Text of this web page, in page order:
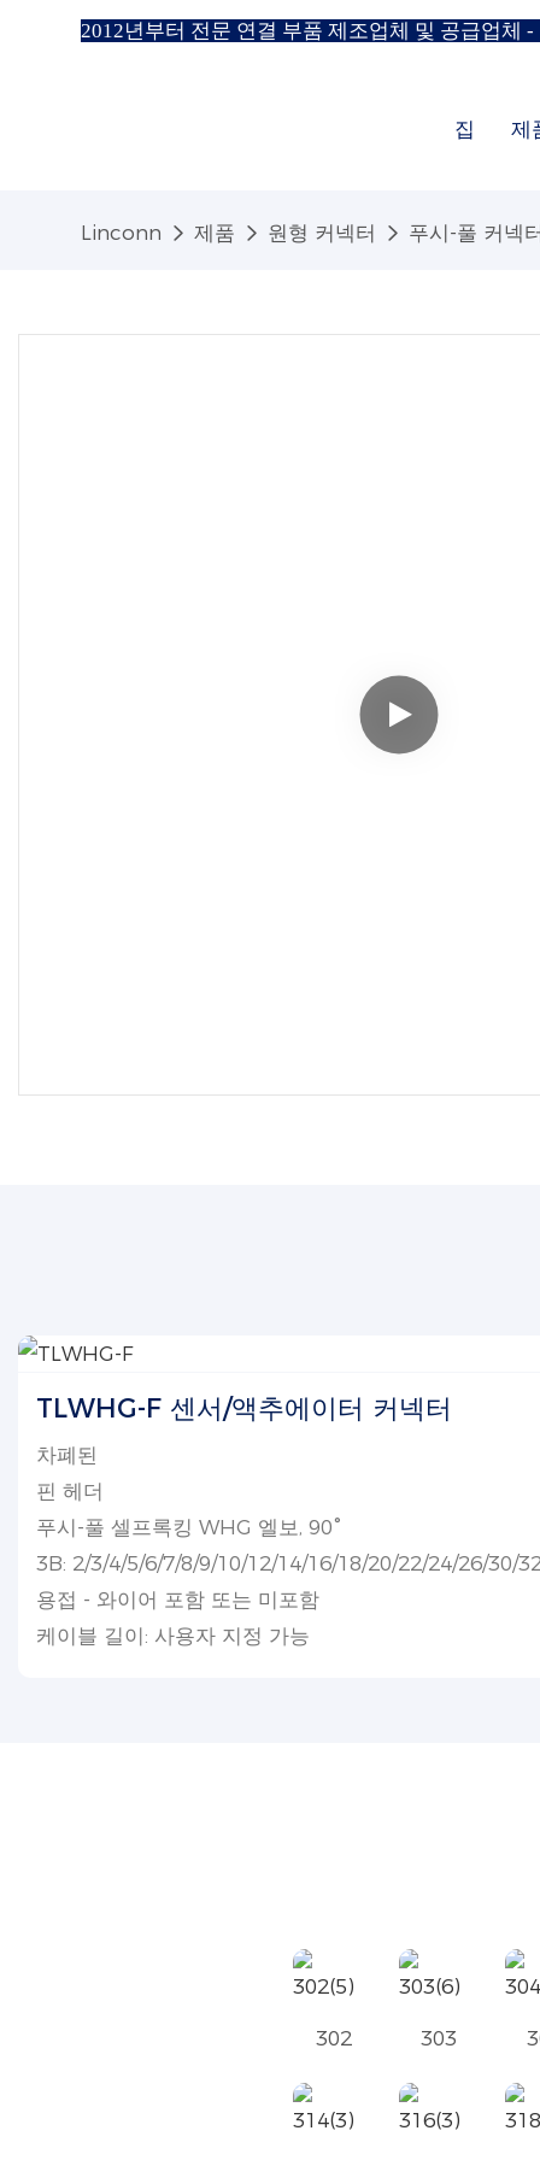
2012년부터 전문 연결 부품 제조업체 및 공급업체 -
집 제
Linconn 제품 원형 커넥터 푸시-풀 커넥
TLWHG-F 센서/액추에이터 커넥터
차폐된
핀 헤더
푸시-풀 셀프록킹 WHG 엘보, 90°
3B: 2/3/4/5/6/7/8/9/10/12/14/16/18/20/22/24/26/30/
용접 - 와이어 포함 또는 미포함
케이블 길이: 사용자 지정 가능
302 303